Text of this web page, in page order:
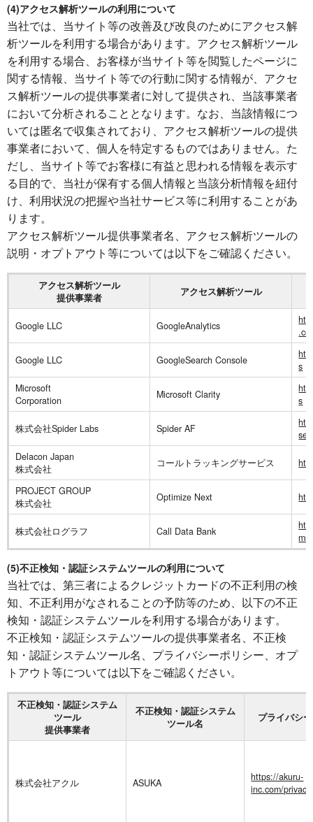
(4)アクセス解析ツールの利用について
当社では、当サイト等の改善及び改良のためにアクセス解
析ツールを利用する場合があります。アクセス解析ツール
を利用する場合、お客様が当サイト等を閲覧したページに
関する情報、当サイト等での行動に関する情報が、アクセ
ス解析ツールの提供事業者に対して提供され、当該事業者
において分析されることとなります。なお、当該情報につ
いては匿名で収集されており、アクセス解析ツールの提供
事業者において、個人を特定するものではありません。た
だし、当サイト等でお客様に有益と思われる情報を表示す
る目的で、当社が保有する個人情報と当該分析情報を紐付
け、利用状況の把握や当社サービス等に利用することがあ
ります。
アクセス解析ツール提供事業者名、アクセス解析ツールの
説明・オプトアウト等については以下をご確認ください。
アクセス解析ツール
提供事業者
アクセス解析ツール
Google LLC GoogleAnalytics
Google LLC GoogleSearch Console
s
Microsoft
Corporation
Microsoft Clarity
s
株式会社Spider Labs Spider AF
Delacon Japan
株式会社
コールトラッキングサービス
PROJECT GROUP
株式会社
Optimize Next
株式会社ログラフ Call Data Bank
ms/
(5)不正検知・認証システムツールの利用について
当社では、第三者によるクレジットカードの不正利用の検
知、不正利用がなされることの予防等のため、以下の不正
検知・認証システムツールを利用する場合があります。
不正検知・認証システムツールの提供事業者名、不正検
知・認証システムツール名、プライバシーポリシー、オプ
トアウト等については以下をご確認ください。
不正検知・認証システム
ツール
提供事業者
不正検知・認証システム
ツール名
プライバシ
株式会社アクル ASUKA
https://akuru-
inc.com/